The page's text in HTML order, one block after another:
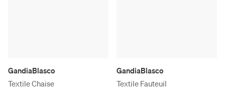
GandiaBlasco
Textile Chaise
GandiaBlasco
Textile Fauteuil